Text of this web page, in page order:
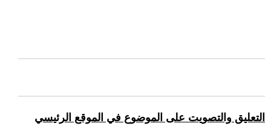
التعليق والتصويت على الموضوع في الموقع الرئيسي